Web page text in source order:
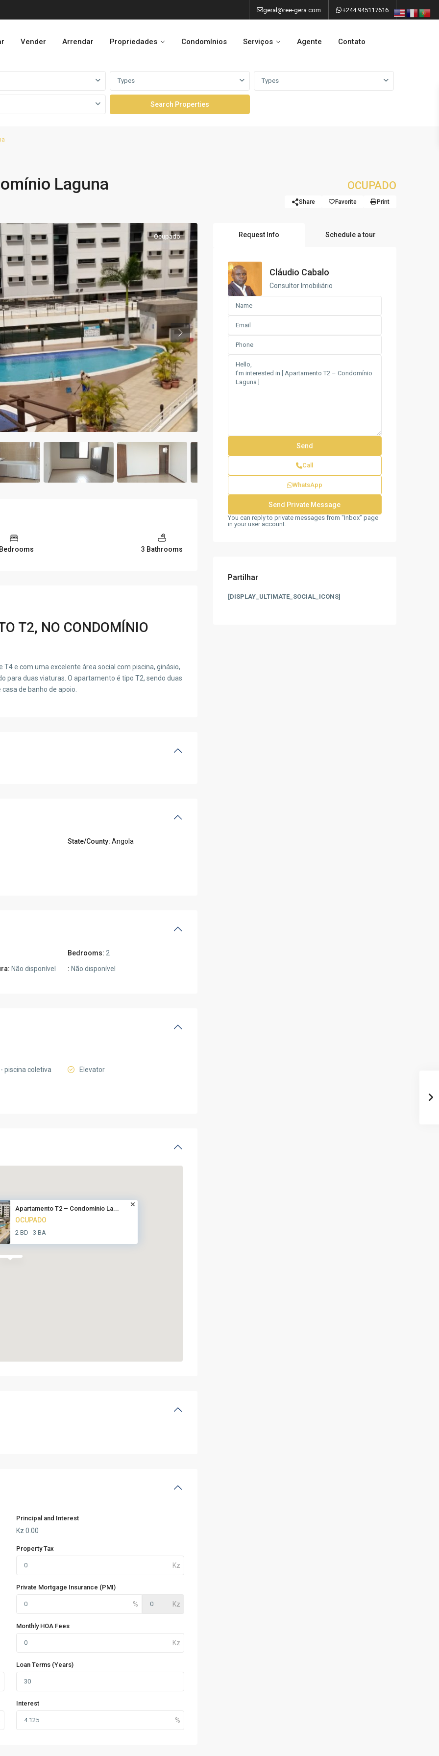
geral@ree-gera.com +244.945117616
Vender Arrendar Propriedades Condomínios Serviços Agente Contato
Types Types
Laguna OCUPADO
Share Favorite Print
Ocupado
Previous
3 Bathrooms
T2, NO CONDOMÍNIO
e com uma excelente área social com piscina, ginásio,
para duas viaturas. O apartamento é tipo T2, sendo duas
de banho de apoio.
State/County: Angola
Bedrooms: 2
Não disponível : Não disponível
piscina coletiva Elevator
Apartamento T2 – Condomínio La...
OCUPADO
2 BD · 3 BA ·
Principal and Interest
Kz 0.00
Property Tax
Private Mortgage Insurance (PMI)
Monthly HOA Fees
Loan Terms (Years)
Interest
Request Info Schedule a tour
Cláudio Cabalo
Consultor Imobiliário
Call
WhatsApp
You can reply to private messages from "Inbox" page
in your user account.
Partilhar
[DISPLAY_ULTIMATE_SOCIAL_ICONS]